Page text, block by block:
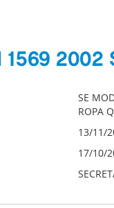
1569 2002
SE
ROPA
13/11/
17/10/